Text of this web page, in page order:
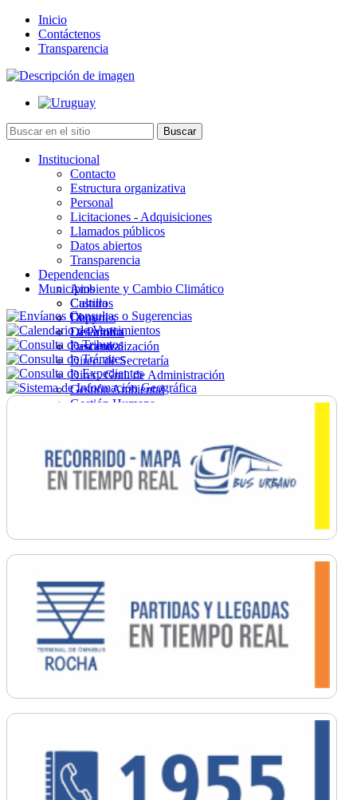
Inicio
Contáctenos
Transparencia
Institucional
Contacto
Estructura organizativa
Personal
Licitaciones - Adquisiciones
Llamados públicos
Datos abiertos
Transparencia
Dependencias
Ambiente y Cambio Climático
Cultura
Deportes
Desarrollo
Descentralización
Direc. de Secretaría
Direc. Gral. de Administración
Gestión Ambiental
Gestión Humana
Ordenamiento
Promoción Social
Salud
Secretaría General
Municipios
Castillos
Chuy
La Paloma
Lascano